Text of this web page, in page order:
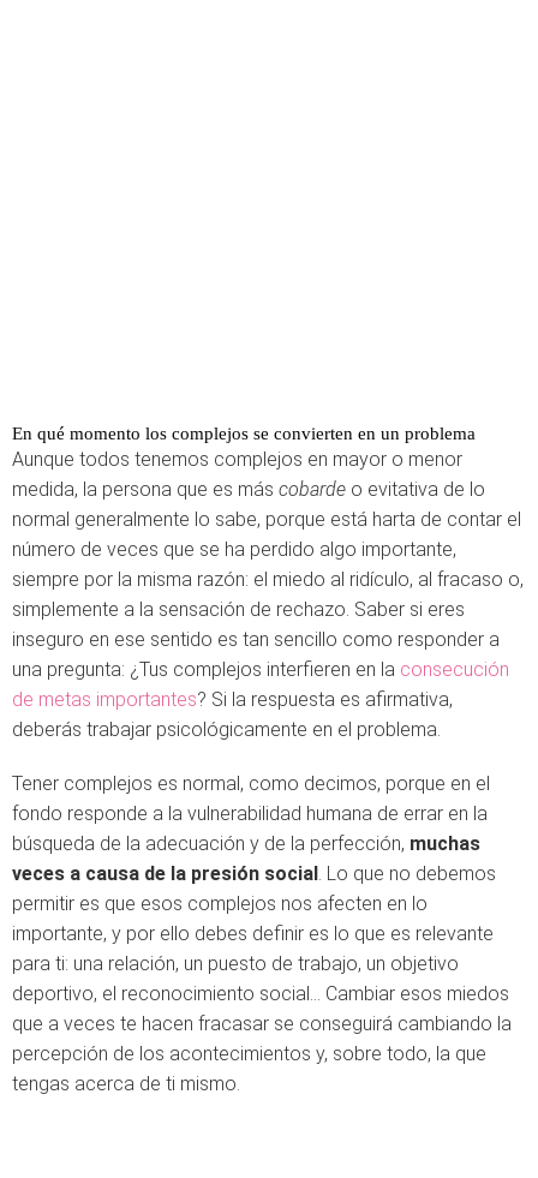
En qué momento los complejos se convierten en un problema
Aunque todos tenemos complejos en mayor o menor
medida, la persona que es más cobarde o evitativa de lo
normal generalmente lo sabe, porque está harta de contar el
número de veces que se ha perdido algo importante,
siempre por la misma razón: el miedo al ridículo, al fracaso o,
simplemente a la sensación de rechazo. Saber si eres
inseguro en ese sentido es tan sencillo como responder a
una pregunta: ¿Tus complejos interfieren en la consecución
de metas importantes? Si la respuesta es afirmativa,
deberás trabajar psicológicamente en el problema.
Tener complejos es normal, como decimos, porque en el
fondo responde a la vulnerabilidad humana de errar en la
búsqueda de la adecuación y de la perfección, muchas
veces a causa de la presión social. Lo que no debemos
permitir es que esos complejos nos afecten en lo
importante, y por ello debes definir es lo que es relevante
para ti: una relación, un puesto de trabajo, un objetivo
deportivo, el reconocimiento social... Cambiar esos miedos
que a veces te hacen fracasar se conseguirá cambiando la
percepción de los acontecimientos y, sobre todo, la que
tengas acerca de ti mismo.